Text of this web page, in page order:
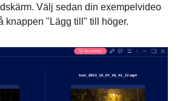
Välj sedan din exempelvideo
knappen "Lägg till" till höger.